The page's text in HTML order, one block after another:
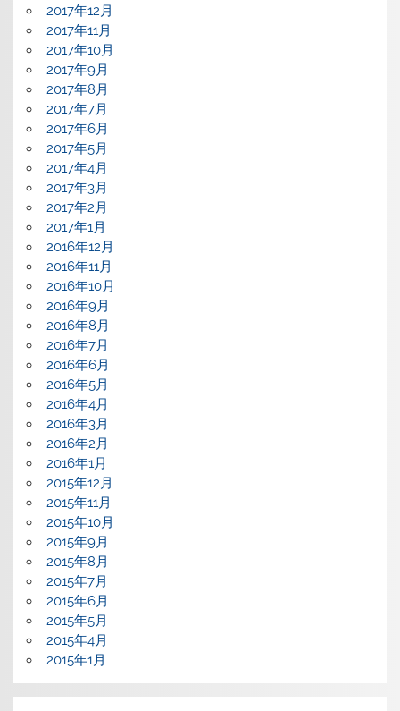
2017年12月
2017年11月
2017年10月
2017年9月
2017年8月
2017年7月
2017年6月
2017年5月
2017年4月
2017年3月
2017年2月
2017年1月
2016年12月
2016年11月
2016年10月
2016年9月
2016年8月
2016年7月
2016年6月
2016年5月
2016年4月
2016年3月
2016年2月
2016年1月
2015年12月
2015年11月
2015年10月
2015年9月
2015年8月
2015年7月
2015年6月
2015年5月
2015年4月
2015年1月